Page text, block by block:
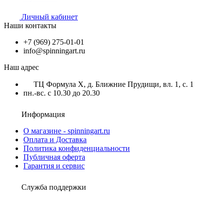
Личный кабинет
Наши контакты
+7 (969) 275-01-01
info@spinningart.ru
Наш адрес
ТЦ Формула X, д. Ближние Прудищи, вл. 1, с. 1
пн.-вс. с 10.30 до 20.30
Информация
О магазине - spinningart.ru
Оплата и Доставка
Политика конфиденциальности
Публичная оферта
Гарантия и сервис
Служба поддержки